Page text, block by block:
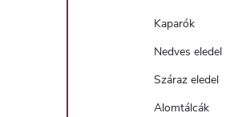
Kaparók
Nedves eledel
Száraz eledel
Alomtálcák